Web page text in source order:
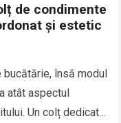
de condimente
și estetic
însă modul
atât aspectul
Un colț dedicat